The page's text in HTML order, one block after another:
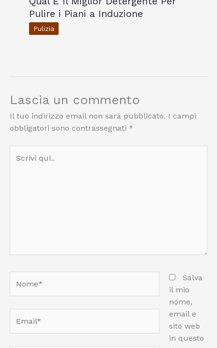
Pulire i Piani a Induzione
Pulizia
Lascia un commento
Il tuo indirizzo email non sarà pubblicato. I campi
obbligatori sono contrassegnati *
qui..
Salva
il mio
nome,
email e
sito web
in questo